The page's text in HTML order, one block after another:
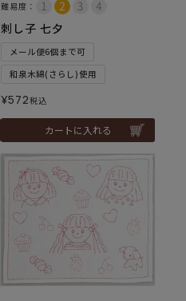
難易度：
刺し子 七夕
メール便6個まで可
和泉木綿(さらし)使用
¥572税込
カートに入れる